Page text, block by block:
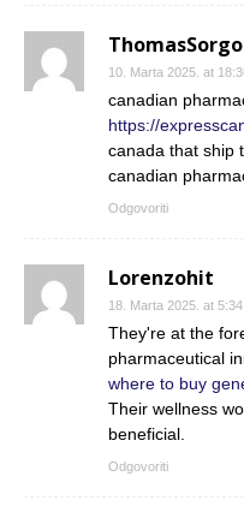
ThomasSorgo
10. Marta 2025. at
canadian
https://
canada that ship
canadian
Odgovoriti
Lorenzohit
18. Marta 2025. at 5:34
They're at the
pharmaceutical
where to buy
Their wellness
beneficial.
Odgovoriti